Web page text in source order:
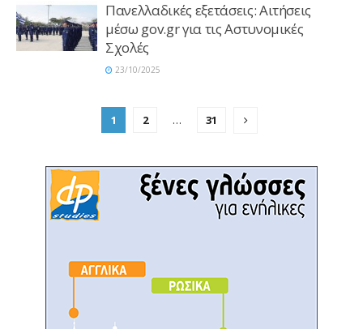
Πανελλαδικές εξετάσεις: Αιτήσεις
μέσω gov.gr για τις Αστυνομικές
Σχολές
23/10/2025
1 2 … 31